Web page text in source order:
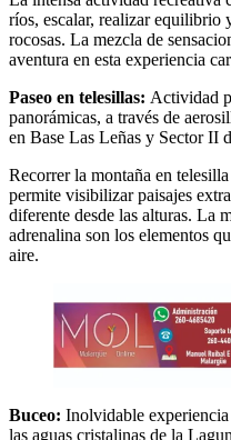
ríos, escalar, realizar equilibrio
rocosas. La mezcla de
aventura en esta experiencia
Paseo en telesillas: Actividad
panorámicas, a través de
en Base Las Leñas y Sector II
Recorrer la montaña en
permite visibilizar paisajes
diferente desde las alturas. La
adrenalina son los elementos
aire.
Buceo: Inolvidable
las aguas cristalinas de la